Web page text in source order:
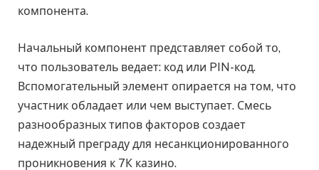
компонента.
Начальный компонент представляет собой то,
что пользователь ведает: код или PIN-код.
Вспомогательный элемент опирается на том, что
участник обладает или чем выступает. Смесь
разнообразных типов факторов создает
надежный преграду для несанкционированного
проникновения к 7К казино.